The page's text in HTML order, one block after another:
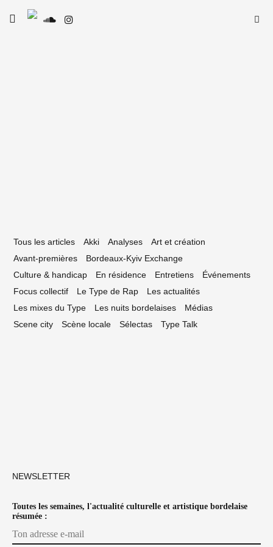
Skip
toggle
Tous les articles Akki Analyses
Art et création
Avant-premières
Bordeaux-Kyiv Exchange
Culture & handicap
En résidence Entretiens
Événements
Focus collectif
Le Type de Rap
Les actualités
Les mixes du Type
Les nuits bordelaises
Médias
Scene city
Scène locale Sélectas Type Talk
NEWSLETTER
Toutes les semaines, l'actualité culturelle et artistique bordelaise
résumée :